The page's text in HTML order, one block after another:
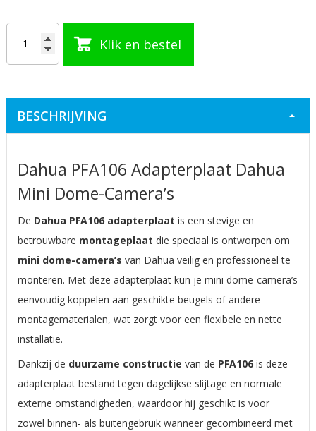
Klik en bestel
BESCHRIJVING
Dahua PFA106 Adapterplaat Dahua
Mini Dome-Camera’s
De Dahua PFA106 adapterplaat is een stevige en
betrouwbare montageplaat die speciaal is ontworpen om
mini dome-camera’s van Dahua veilig en professioneel te
monteren. Met deze adapterplaat kun je mini dome-camera’s
eenvoudig koppelen aan geschikte beugels of andere
montagematerialen, wat zorgt voor een flexibele en nette
installatie.
Dankzij de duurzame constructie van de PFA106is deze
adapterplaat bestand tegen dagelijkse slijtage en normale
externe omstandigheden, waardoor hij geschikt is voor
zowel binnen- als buitengebruik wanneer gecombineerd met